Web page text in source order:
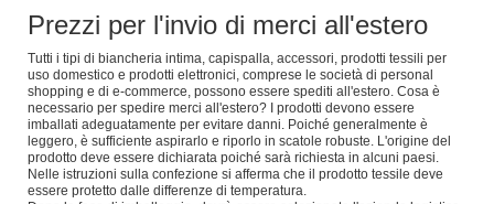
Prezzi per l'invio di merci all'estero
Tutti i tipi di biancheria intima, capispalla, accessori, prodotti tessili per
uso domestico e prodotti elettronici, comprese le società di personal
shopping e di e-commerce, possono essere spediti all'estero. Cosa è
necessario per spedire merci all'estero? I prodotti devono essere
imballati adeguatamente per evitare danni. Poiché generalmente è
leggero, è sufficiente aspirarlo e riporlo in scatole robuste. L'origine del
prodotto deve essere dichiarata poiché sarà richiesta in alcuni paesi.
Nelle istruzioni sulla confezione si afferma che il prodotto tessile deve
essere protetto dalle differenze di temperatura.